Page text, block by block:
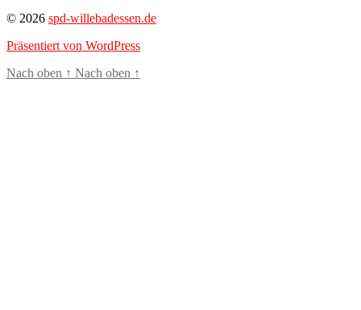
© 2026 spd-willebadessen.de
Präsentiert von WordPress
Nach oben ↑ Nach oben ↑